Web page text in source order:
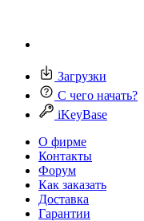
Загрузки
С чего начать?
iKeyBase
О фирме
Контакты
Форум
Как заказать
Доставка
Гарантии